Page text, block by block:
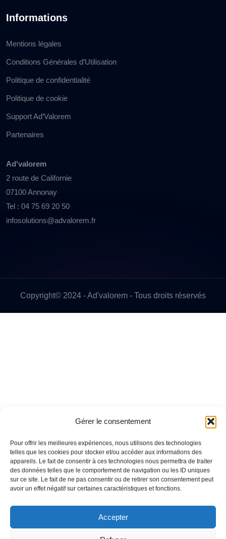
Gérer le consentement
Pour offrir les meilleures expériences, nous utilisons des technologies
telles que les cookies pour stocker et/ou accéder aux informations des
appareils. Le fait de consentir à ces technologies nous permettra de traiter
des données telles que le comportement de navigation ou les ID uniques
sur ce site. Le fait de ne pas consentir ou de retirer son consentement peut
avoir un effet négatif sur certaines caractéristiques et fonctions.
Accepter
Informations
Mentions légales
Conditions Générales d’Utilisation
Politique de confidentialité
Politique de cookie
Support Ad’Valorem
Partenaires
Ad'valorem
2 route de Californie
07100 Annonay
Tel : 04 75 69 20 50
infosolutions@advalorem.fr
Copyright© 2024 - Ad'valorem - Tous droits réservés